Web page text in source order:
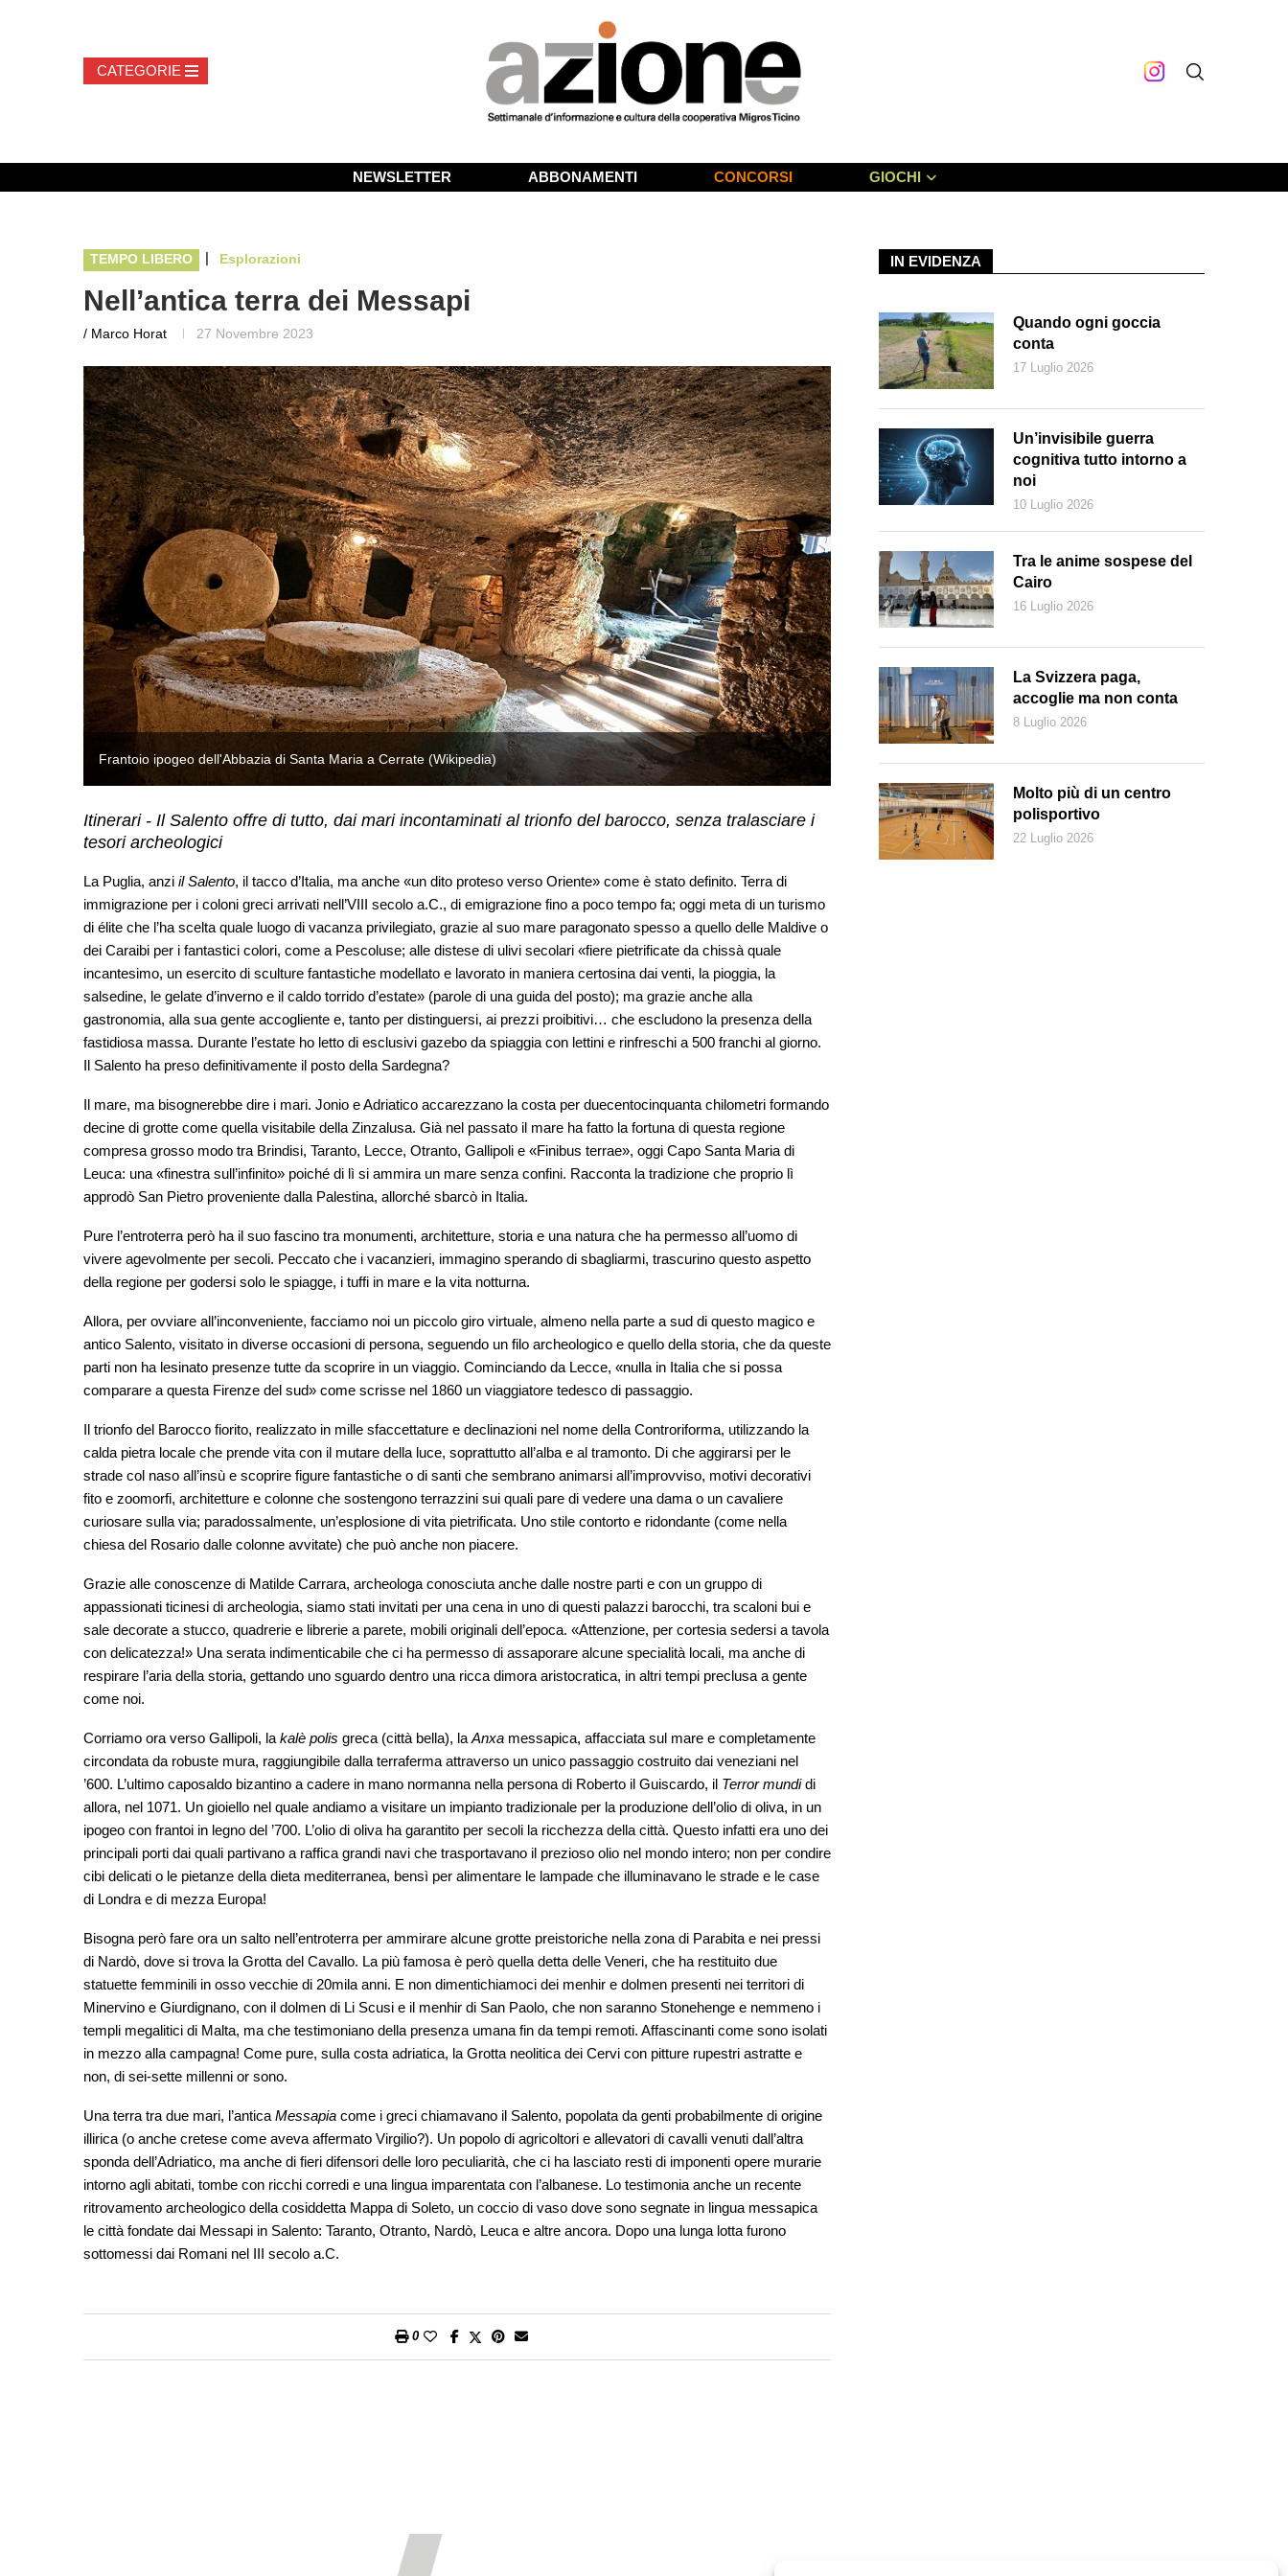
NEWSLETTER ABBONAMENTI CONCORSI GIOCHI
TEMPO LIBERO | Esplorazioni
Nell’antica terra dei Messapi
/ Marco Horat 27 Novembre 2023
Frantoio ipogeo dell'Abbazia di Santa Maria a Cerrate (Wikipedia) Frantoio ipogeo dell'Abbazia di Santa Maria a Cerrate (Wikipedia)
Itinerari - Il Salento offre di tutto, dai mari incontaminati al trionfo del barocco, senza tralasciare i
tesori archeologici
La Puglia, anzi il Salento, il tacco d’Italia, ma anche «un dito proteso verso Oriente» come è stato definito. Terra di
immigrazione per i coloni greci arrivati nell’VIII secolo a.C., di emigrazione fino a poco tempo fa; oggi meta di un turismo
di élite che l’ha scelta quale luogo di vacanza privilegiato, grazie al suo mare paragonato spesso a quello delle Maldive o
dei Caraibi per i fantastici colori, come a Pescoluse; alle distese di ulivi secolari «fiere pietrificate da chissà quale
incantesimo, un esercito di sculture fantastiche modellato e lavorato in maniera certosina dai venti, la pioggia, la
salsedine, le gelate d’inverno e il caldo torrido d’estate» (parole di una guida del posto); ma grazie anche alla
gastronomia, alla sua gente accogliente e, tanto per distinguersi, ai prezzi proibitivi… che escludono la presenza della
fastidiosa massa. Durante l’estate ho letto di esclusivi gazebo da spiaggia con lettini e rinfreschi a 500 franchi al giorno.
Il Salento ha preso definitivamente il posto della Sardegna?
Il mare, ma bisognerebbe dire i mari. Jonio e Adriatico accarezzano la costa per duecentocinquanta chilometri formando
decine di grotte come quella visitabile della Zinzalusa. Già nel passato il mare ha fatto la fortuna di questa regione
compresa grosso modo tra Brindisi, Taranto, Lecce, Otranto, Gallipoli e «Finibus terrae», oggi Capo Santa Maria di
Leuca: una «finestra sull’infinito» poiché di lì si ammira un mare senza confini. Racconta la tradizione che proprio lì
approdò San Pietro proveniente dalla Palestina, allorché sbarcò in Italia.
Pure l’entroterra però ha il suo fascino tra monumenti, architetture, storia e una natura che ha permesso all’uomo di
vivere agevolmente per secoli. Peccato che i vacanzieri, immagino sperando di sbagliarmi, trascurino questo aspetto
della regione per godersi solo le spiagge, i tuffi in mare e la vita notturna.
Allora, per ovviare all’inconveniente, facciamo noi un piccolo giro virtuale, almeno nella parte a sud di questo magico e
antico Salento, visitato in diverse occasioni di persona, seguendo un filo archeologico e quello della storia, che da queste
parti non ha lesinato presenze tutte da scoprire in un viaggio. Cominciando da Lecce, «nulla in Italia che si possa
comparare a questa Firenze del sud» come scrisse nel 1860 un viaggiatore tedesco di passaggio.
Il trionfo del Barocco fiorito, realizzato in mille sfaccettature e declinazioni nel nome della Controriforma, utilizzando la
calda pietra locale che prende vita con il mutare della luce, soprattutto all’alba e al tramonto. Di che aggirarsi per le
strade col naso all’insù e scoprire figure fantastiche o di santi che sembrano animarsi all’improvviso, motivi decorativi
fito e zoomorfi, architetture e colonne che sostengono terrazzini sui quali pare di vedere una dama o un cavaliere
curiosare sulla via; paradossalmente, un’esplosione di vita pietrificata. Uno stile contorto e ridondante (come nella
chiesa del Rosario dalle colonne avvitate) che può anche non piacere.
Grazie alle conoscenze di Matilde Carrara, archeologa conosciuta anche dalle nostre parti e con un gruppo di
appassionati ticinesi di archeologia, siamo stati invitati per una cena in uno di questi palazzi barocchi, tra scaloni bui e
sale decorate a stucco, quadrerie e librerie a parete, mobili originali dell’epoca. «Attenzione, per cortesia sedersi a tavola
con delicatezza!» Una serata indimenticabile che ci ha permesso di assaporare alcune specialità locali, ma anche di
respirare l’aria della storia, gettando uno sguardo dentro una ricca dimora aristocratica, in altri tempi preclusa a gente
come noi.
Corriamo ora verso Gallipoli, la kalè polis greca (città bella), la Anxa messapica, affacciata sul mare e completamente
circondata da robuste mura, raggiungibile dalla terraferma attraverso un unico passaggio costruito dai veneziani nel
’600. L’ultimo caposaldo bizantino a cadere in mano normanna nella persona di Roberto il Guiscardo, il Terror mundidi
allora, nel 1071. Un gioiello nel quale andiamo a visitare un impianto tradizionale per la produzione dell’olio di oliva, in un
ipogeo con frantoi in legno del ’700. L’olio di oliva ha garantito per secoli la ricchezza della città. Questo infatti era uno dei
principali porti dai quali partivano a raffica grandi navi che trasportavano il prezioso olio nel mondo intero; non per condire
cibi delicati o le pietanze della dieta mediterranea, bensì per alimentare le lampade che illuminavano le strade e le case
di Londra e di mezza Europa!
Bisogna però fare ora un salto nell’entroterra per ammirare alcune grotte preistoriche nella zona di Parabita e nei pressi
di Nardò, dove si trova la Grotta del Cavallo. La più famosa è però quella detta delle Veneri, che ha restituito due
statuette femminili in osso vecchie di 20mila anni. E non dimentichiamoci dei menhir e dolmen presenti nei territori di
Minervino e Giurdignano, con il dolmen di Li Scusi e il menhir di San Paolo, che non saranno Stonehenge e nemmeno i
templi megalitici di Malta, ma che testimoniano della presenza umana fin da tempi remoti. Affascinanti come sono isolati
in mezzo alla campagna! Come pure, sulla costa adriatica, la Grotta neolitica dei Cervi con pitture rupestri astratte e
non, di sei-sette millenni or sono.
Una terra tra due mari, l’antica Messapia come i greci chiamavano il Salento, popolata da genti probabilmente di origine
illirica (o anche cretese come aveva affermato Virgilio?). Un popolo di agricoltori e allevatori di cavalli venuti dall’altra
sponda dell’Adriatico, ma anche di fieri difensori delle loro peculiarità, che ci ha lasciato resti di imponenti opere murarie
intorno agli abitati, tombe con ricchi corredi e una lingua imparentata con l’albanese. Lo testimonia anche un recente
ritrovamento archeologico della cosiddetta Mappa di Soleto, un coccio di vaso dove sono segnate in lingua messapica
le città fondate dai Messapi in Salento: Taranto, Otranto, Nardò, Leuca e altre ancora. Dopo una lunga lotta furono
sottomessi dai Romani nel III secolo a.C.
0
IN EVIDENZA
Quando ogni goccia
conta
17 Luglio 2026
Un’invisibile guerra
cognitiva tutto intorno a
noi
10 Luglio 2026
Tra le anime sospese del
Cairo
16 Luglio 2026
La Svizzera paga,
accoglie ma non conta
8 Luglio 2026
Molto più di un centro
polisportivo
22 Luglio 2026